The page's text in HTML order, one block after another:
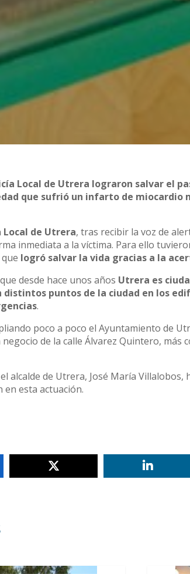
Local de Utrera lograron salvar el
que sufrió un infarto de miocardio
de Utrera, tras recibir la voz de
inmediata a la víctima. Para ello
logró salvar la vida gracias a la
desde hace unos años Utrera es
distintos puntos de la ciudad en los
.
poco a poco el Ayuntamiento de
de la calle Álvarez Quintero, más
alcalde de Utrera, José María
esta actuación.